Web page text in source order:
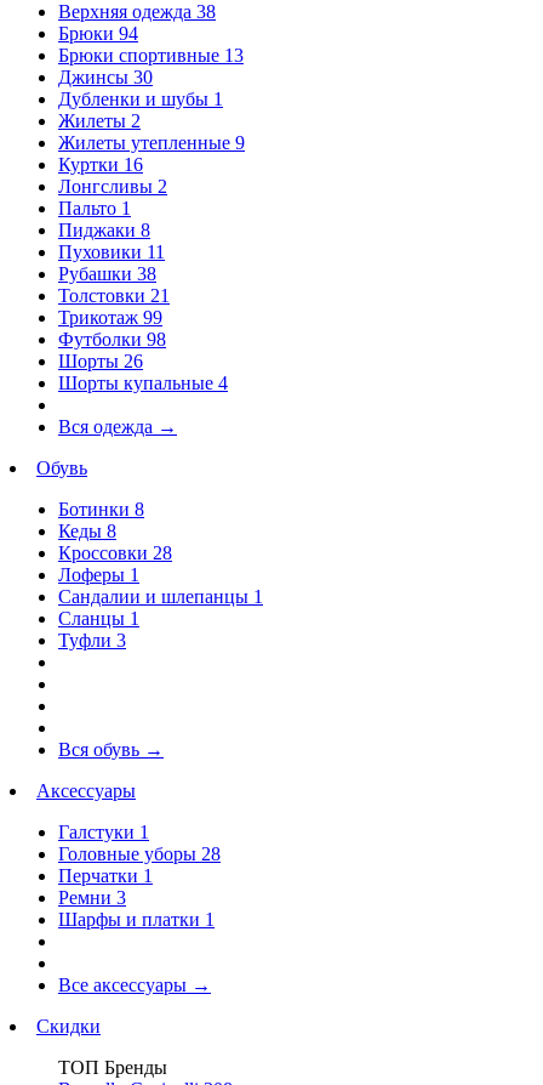
Верхняя одежда 38
Брюки 94
Брюки спортивные 13
Джинсы 30
Дубленки и шубы 1
Жилеты 2
Жилеты утепленные 9
Куртки 16
Лонгсливы 2
Пальто 1
Пиджаки 8
Пуховики 11
Рубашки 38
Толстовки 21
Трикотаж 99
Футболки 98
Шорты 26
Шорты купальные 4
Вся одежда →
Обувь
Ботинки 8
Кеды 8
Кроссовки 28
Лоферы 1
Сандалии и шлепанцы 1
Сланцы 1
Туфли 3
Вся обувь →
Аксессуары
Галстуки 1
Головные уборы 28
Перчатки 1
Ремни 3
Шарфы и платки 1
Все аксессуары →
Скидки
ТОП Бренды